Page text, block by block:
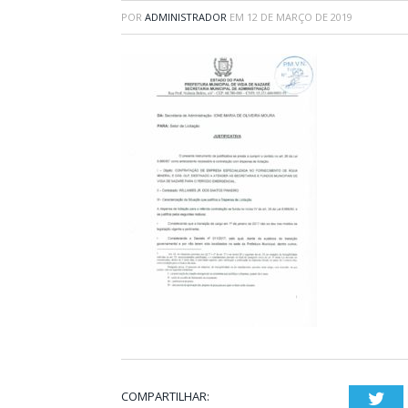
POR ADMINISTRADOR EM 12 DE MARÇO DE 2019
COMPARTILHAR: